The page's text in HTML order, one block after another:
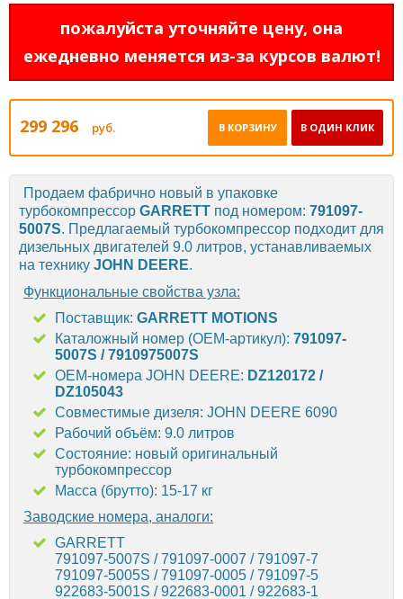
пожалуйста уточняйте цену, она
ежедневно меняется из-за курсов валют!
299 296 руб. В ОДИН КЛИК
В КОРЗИНУ
Продаем фабрично новый в упаковке
турбокомпрессор GARRETT под номером: 791097-
5007S. Предлагаемый турбокомпрессор подходит для
дизельных двигателей 9.0 литров, устанавливаемых
на технику JOHN DEERE.
Функциональные свойства узла:
Поставщик: GARRETT MOTIONS
Каталожный номер (OEM-артикул): 791097-
5007S / 7910975007S
OEM-номера JOHN DEERE: DZ120172 /
DZ105043
Совместимые дизеля: JOHN DEERE 6090
Рабочий объём: 9.0 литров
Состояние: новый оригинальный
турбокомпрессор
Масса (брутто): 15-17 кг
Заводские номера, аналоги:
GARRETT
791097-5007S / 791097-0007 / 791097-7
791097-5005S / 791097-0005 / 791097-5
922683-5001S / 922683-0001 / 922683-1